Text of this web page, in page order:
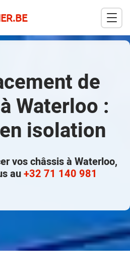
de
Waterloo :
isolation
vos châssis à Waterloo,
au+32 71 140 981